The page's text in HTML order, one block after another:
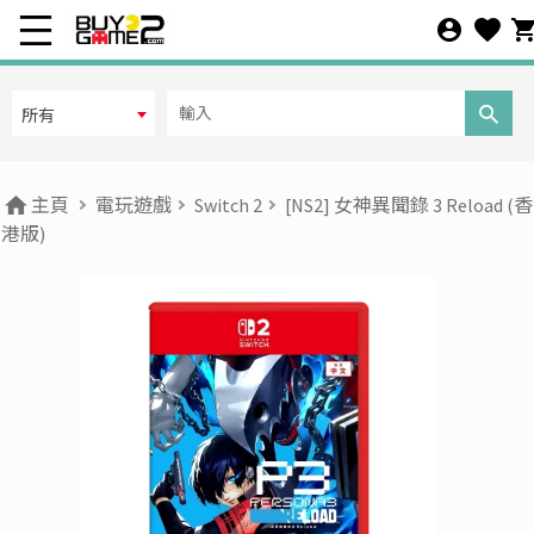
所有
主頁 電玩遊戲 Switch 2
[NS2] 女神異聞錄 3 Reload (香
港版)